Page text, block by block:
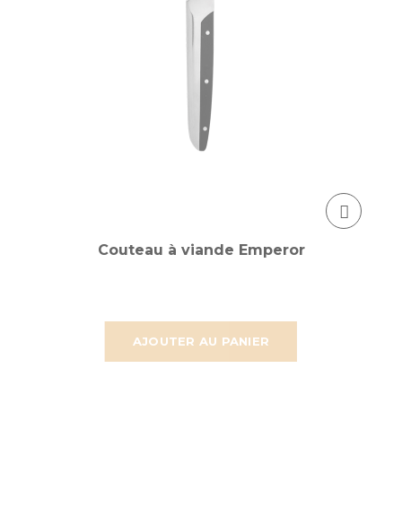
AJOUTER AU PANIER
Couteau à viande Emperor